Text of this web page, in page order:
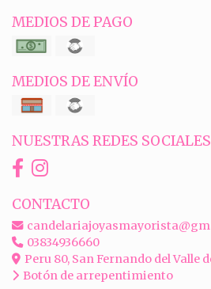
MEDIOS DE PAGO
MEDIOS DE ENVÍO
NUESTRAS REDES SOCIALES
CONTACTO
03834936660
Peru 80, San Fernando del Valle
Botón de arrepentimiento